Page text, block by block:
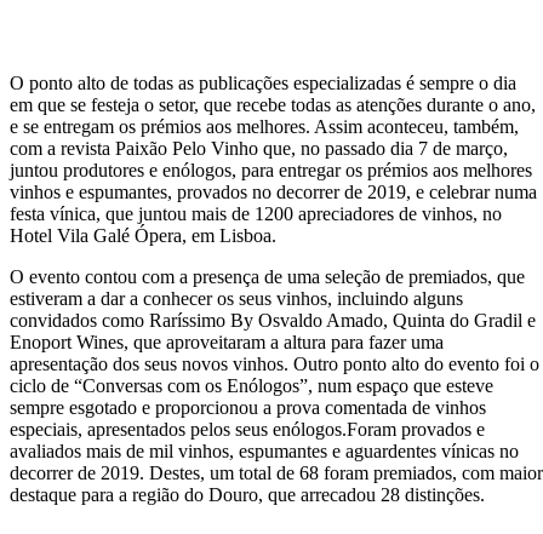
O ponto alto de todas as publicações especializadas é sempre o dia
em que se festeja o setor, que recebe todas as atenções durante o ano,
e se entregam os prémios aos melhores. Assim aconteceu, também,
com a revista Paixão Pelo Vinho que, no passado dia 7 de março,
juntou produtores e enólogos, para entregar os prémios aos melhores
vinhos e espumantes, provados no decorrer de 2019, e celebrar numa
festa vínica, que juntou mais de 1200 apreciadores de vinhos, no
Hotel Vila Galé Ópera, em Lisboa.
O evento contou com a presença de uma seleção de premiados, que
estiveram a dar a conhecer os seus vinhos, incluindo alguns
convidados como Raríssimo By Osvaldo Amado, Quinta do Gradil e
Enoport Wines, que aproveitaram a altura para fazer uma
apresentação dos seus novos vinhos. Outro ponto alto do evento foi o
ciclo de “Conversas com os Enólogos”, num espaço que esteve
sempre esgotado e proporcionou a prova comentada de vinhos
especiais, apresentados pelos seus enólogos.Foram provados e
avaliados mais de mil vinhos, espumantes e aguardentes vínicas no
decorrer de 2019. Destes, um total de 68 foram premiados, com maior
destaque para a região do Douro, que arrecadou 28 distinções.